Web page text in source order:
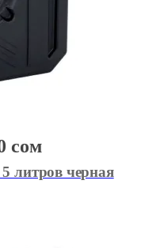
литров черная
сом